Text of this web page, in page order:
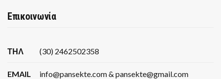
Επικοινωνία
ΤΗΛ (30) 2462502358
EMAIL info@pansekte.com & pansekte@gmail.com